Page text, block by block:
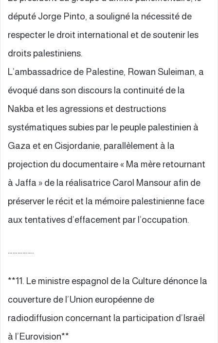
député Jorge Pinto, a souligné la nécessité de
respecter le droit international et de soutenir les
droits palestiniens.
L’ambassadrice de Palestine, Rowan Suleiman, a
évoqué dans son discours la continuité de la
Nakba et les agressions et destructions
systématiques subies par le peuple palestinien à
Gaza et en Cisjordanie, parallèlement à la
projection du documentaire « Ma mère retournant
à Jaffa » de la réalisatrice Carol Mansour afin de
préserver le récit et la mémoire palestinienne face
aux tentatives d’effacement par l’occupation.
…………….
**11. Le ministre espagnol de la Culture dénonce la
couverture de l’Union européenne de
radiodiffusion concernant la participation d’Israël
à l’Eurovision**